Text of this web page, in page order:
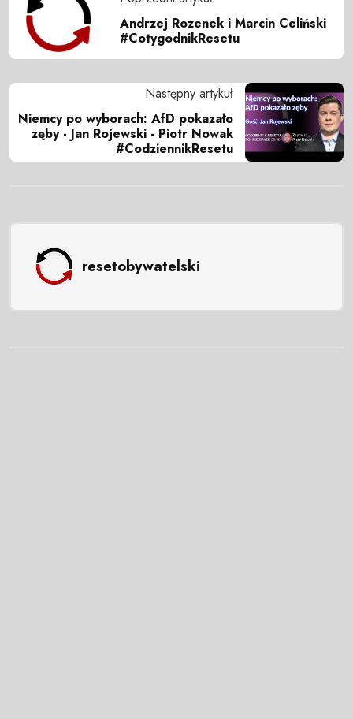
Andrzej Rozenek i Marcin Celiński
#CotygodnikResetu
Następny artykuł
Niemcy po wyborach: AfD pokazało
zęby - Jan Rojewski - Piotr Nowak
#CodziennikResetu
resetobywatelski